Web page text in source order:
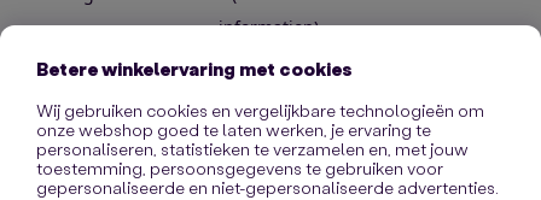
information).
Betere winkelervaring met cookies
Wij gebruiken cookies en vergelijkbare technologieën om
onze webshop goed te laten werken, je ervaring te
personaliseren, statistieken te verzamelen en, met jouw
toestemming, persoonsgegevens te gebruiken voor
gepersonaliseerde en niet-gepersonaliseerde advertenties.